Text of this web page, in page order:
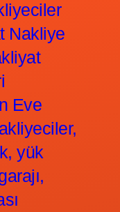
Nakliye
Eve
yük